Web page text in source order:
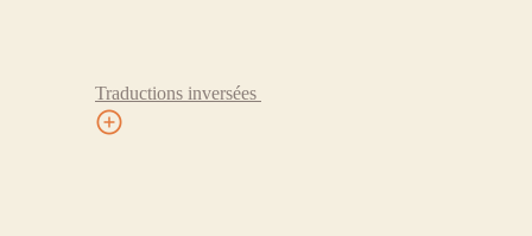
Traductions inversées